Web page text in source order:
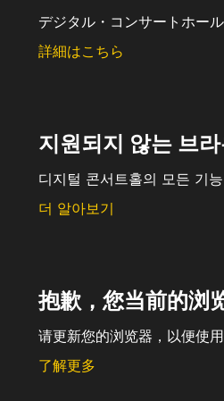
デジタル・コンサートホー
詳細はこちら
지원되지 않는 브
디지털 콘서트홀의 모든 기
더 알아보기
抱歉，您当前的浏
请更新您的浏览器，以便使
了解更多